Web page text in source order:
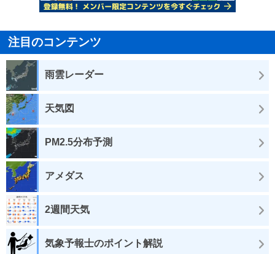
注目のコンテンツ
雨雲レーダー
天気図
PM2.5分布予測
アメダス
2週間天気
気象予報士のポイント解説